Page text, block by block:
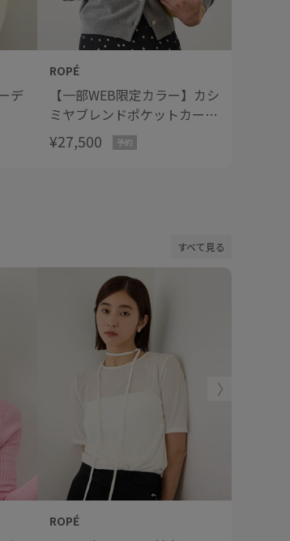
デ
ROPÉ
【一部WEB限定カラー】カシ
ミヤブレンドポケットカーデ
ィガン/イージーケア
【J'aDoRe・一部店舗限定サ
¥27,500 予約
すべて見る
ROPÉ